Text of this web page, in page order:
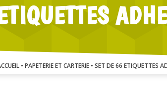
• PAPETERIE ET CARTERIE • SET DE 66 ETIQUETTES